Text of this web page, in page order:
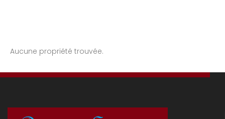
Aucune propriété trouvée.